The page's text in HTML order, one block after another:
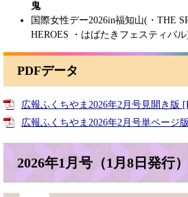
鬼
国際女性デー2026in福知山(・THE
HEROES ・はばたきフェスティバ
PDFデータ
広報ふくちやま2026年2月号見開き版
広報ふくちやま2026年2月号単ページ
2026年1月号（1月8日発行）